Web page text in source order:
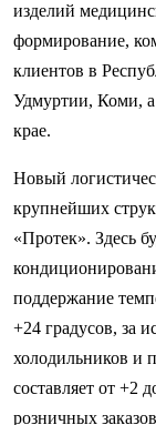
изделий
формирование,
клиентов в
Удмуртии, Коми,
крае.
Новый
крупнейших
«Протек». Здесь
поддержание
+24 градусов, за
холодильников и
составляет от +2
розничных